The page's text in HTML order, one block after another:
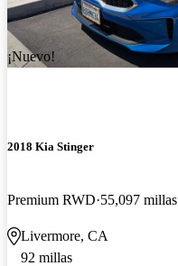
¡Nuevo!
2018 Kia Stinger
Premium RWD 55,097 millas
Livermore, CA
92 millas